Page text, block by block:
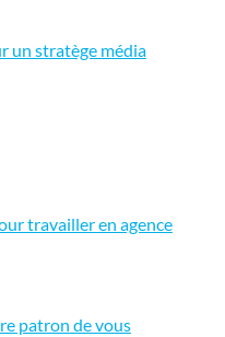
un stratège média
travailler en agence
patron de vous